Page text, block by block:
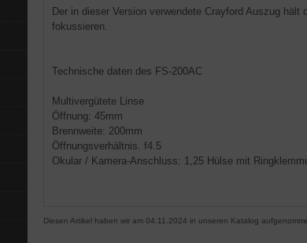
Der in dieser Version verwendete Crayford Auszug
fokussieren.
Technische daten des FS-200AC
Multivergütete Linse
Öffnung: 45mm
Brennweite: 200mm
Öffnungsverhältnis. f4.5
Okular / Kamera-Anschluss: 1,25 Hülse mit
Diesen Artikel haben wir am 04.11.2024 in unseren Katalog